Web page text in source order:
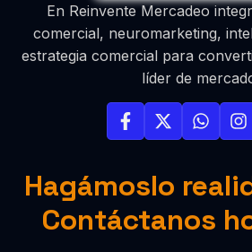
En Reinvente Mercadeo
comercial, neuromarketing,
estrategia comercial para
líder de
Hagámoslo
Contáctanos